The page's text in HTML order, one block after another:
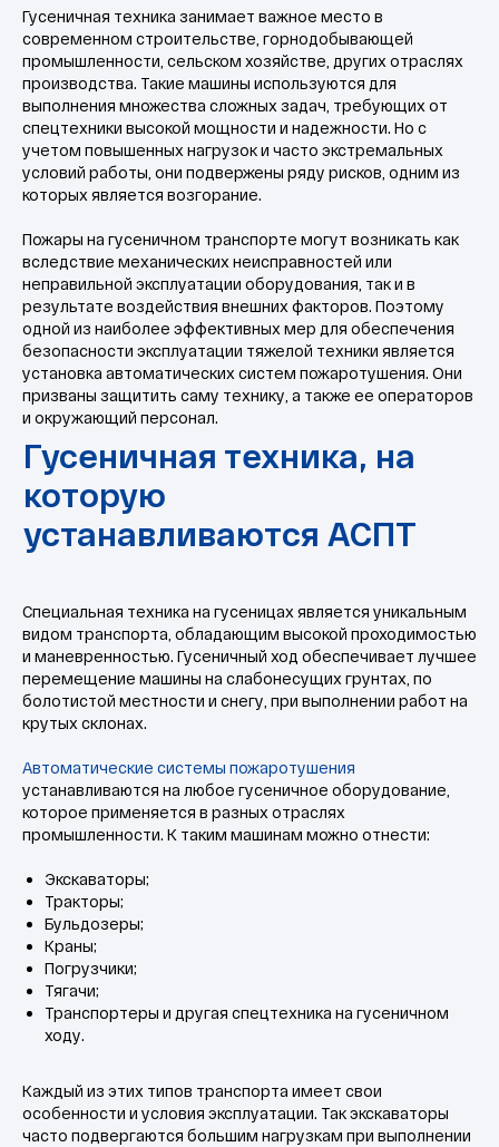
Гусеничная техника занимает важное место в
современном строительстве, горнодобывающей
промышленности, сельском хозяйстве, других отраслях
производства. Такие машины используются для
выполнения множества сложных задач, требующих от
спецтехники высокой мощности и надежности. Но с
учетом повышенных нагрузок и часто экстремальных
условий работы, они подвержены ряду рисков, одним из
которых является возгорание.
Пожары на гусеничном транспорте могут возникать как
вследствие механических неисправностей или
неправильной эксплуатации оборудования, так и в
результате воздействия внешних факторов. Поэтому
одной из наиболее эффективных мер для обеспечения
безопасности эксплуатации тяжелой техники является
установка автоматических систем пожаротушения. Они
призваны защитить саму технику, а также ее операторов
и окружающий персонал.
Гусеничная техника, на
которую
устанавливаются АСПТ
Специальная техника на гусеницах является уникальным
видом транспорта, обладающим высокой проходимостью
и маневренностью. Гусеничный ход обеспечивает лучшее
перемещение машины на слабонесущих грунтах, по
болотистой местности и снегу, при выполнении работ на
крутых склонах.
Автоматические системы пожаротушения
устанавливаются на любое гусеничное оборудование,
которое применяется в разных отраслях
промышленности. К таким машинам можно отнести:
Экскаваторы;
Тракторы;
Бульдозеры;
Краны;
Погрузчики;
Тягачи;
Транспортеры и другая спецтехника на гусеничном
ходу.
Каждый из этих типов транспорта имеет свои
особенности и условия эксплуатации. Так экскаваторы
часто подвергаются большим нагрузкам при выполнении
звонок по России бесплатный
8 800 302 78 16
hello@pozhtehprom.com
© 2025 ООО «Пожтехпром»
персональных данных